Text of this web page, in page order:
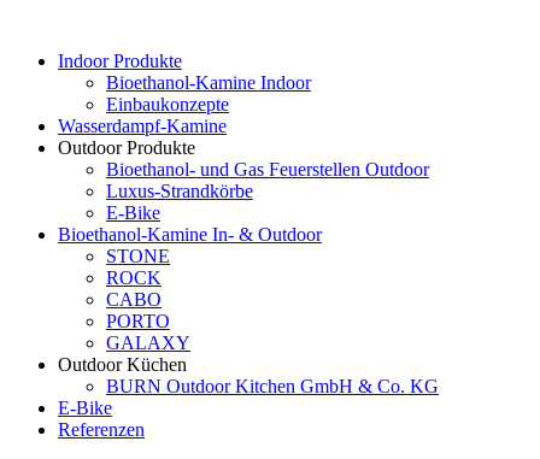
Indoor Produkte
Bioethanol-Kamine Indoor
Einbaukonzepte
Wasserdampf-Kamine
Outdoor Produkte
Bioethanol- und Gas Feuerstellen Outdoor
Luxus-Strandkörbe
E-Bike
Bioethanol-Kamine In- & Outdoor
STONE
ROCK
CABO
PORTO
GALAXY
Outdoor Küchen
BURN Outdoor Kitchen GmbH & Co. KG
E-Bike
Referenzen